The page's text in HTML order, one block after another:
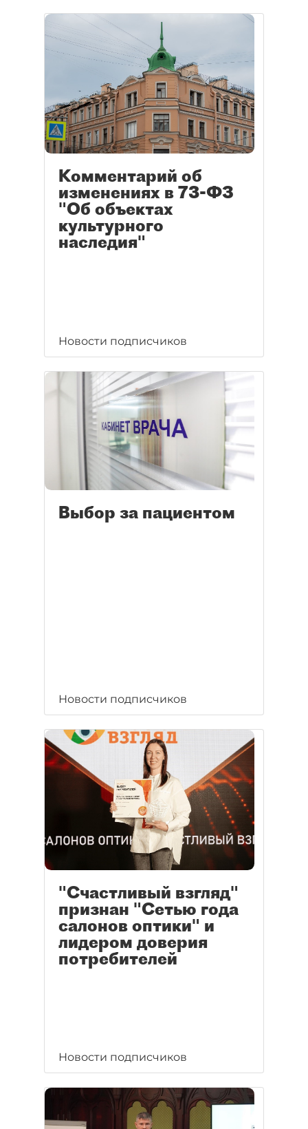
Комментарий об
изменениях в 73-ФЗ
"Об объектах
культурного
наследия"
Новости подписчиков
Выбор за пациентом
Новости подписчиков
"Счастливый взгляд"
признан "Сетью года
салонов оптики" и
лидером доверия
потребителей
Новости подписчиков